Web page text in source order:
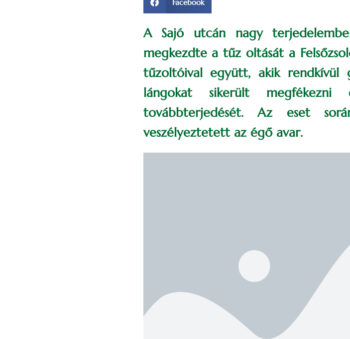
Facebook
A Sajó utcán nagy
megkezdte a tűz oltását a
tűzoltóival együtt, akik rendkívül
lángokat sikerült
továbbterjedését. Az eset
veszélyeztetett az égő avar.